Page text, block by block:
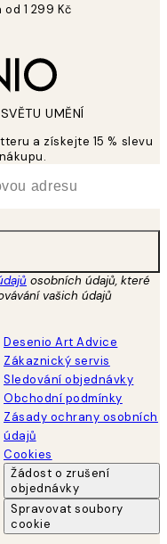
1 299 Kč
UMĚNÍ
a získejte 15 % slevu
osobních údajů, které
vašich údajů
Desenio Art Advice
Zákaznický servis
Sledování objednávky
Obchodní podmínky
Zásady ochrany osobních
údajů
Cookies
Žádost o zrušení
objednávky
Spravovat soubory
cookie